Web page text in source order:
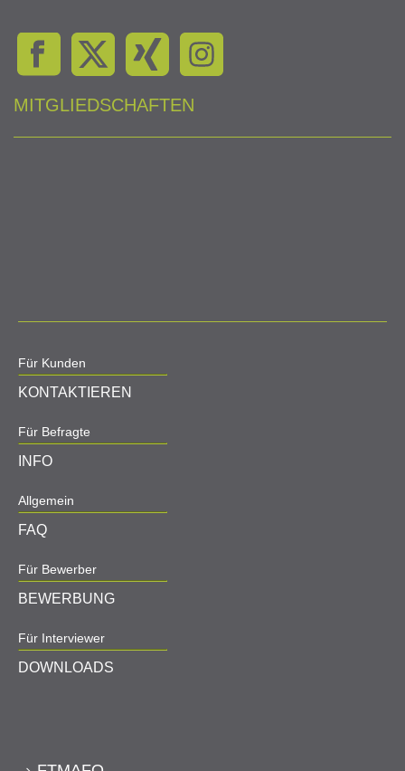
MITGLIEDSCHAFTEN
Für Kunden
KONTAKTIEREN
Für Befragte
INFO
Allgemein
FAQ
Für Bewerber
BEWERBUNG
Für Interviewer
DOWNLOADS